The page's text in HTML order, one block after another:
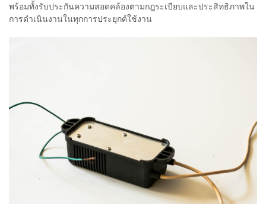
พร้อมทั้งรับประกันความสอดคล้องตามกฎระเบียบและประสิทธิภาพใน
การดำเนินงานในทุกการประยุกต์ใช้งาน